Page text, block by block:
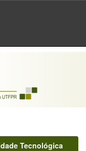
Tecnológica